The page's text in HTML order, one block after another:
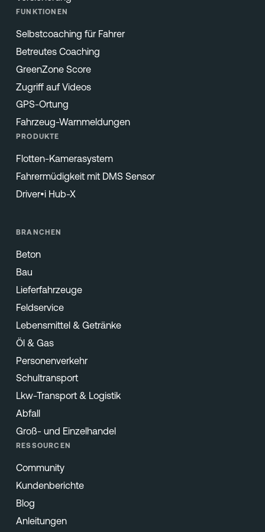
FUNKTIONEN
Selbstcoaching für Fahrer
Betreutes Coaching
GreenZone Score
Zugriff auf Videos
GPS-Ortung
Fahrzeug-Warnmeldungen
PRODUKTE
Flotten-Kamerasystem
Fahrermüdigkeit mit DMS Sensor
Driver•i Hub-X
BRANCHEN
Beton
Bau
Lieferfahrzeuge
Feldservice
Lebensmittel & Getränke
Öl & Gas
Personenverkehr
Schultransport
Lkw-Transport & Logistik
Abfall
Groß- und Einzelhandel
RESSOURCEN
Community
Kundenberichte
Blog
Anleitungen